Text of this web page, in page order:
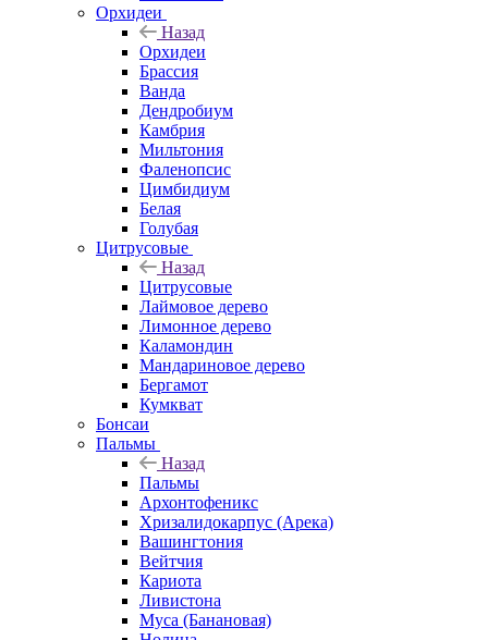
Орхидеи
Назад
Орхидеи
Брассия
Ванда
Дендробиум
Камбрия
Мильтония
Фаленопсис
Цимбидиум
Белая
Голубая
Цитрусовые
Назад
Цитрусовые
Лаймовое дерево
Лимонное дерево
Каламондин
Мандариновое дерево
Бергамот
Кумкват
Бонсаи
Пальмы
Назад
Пальмы
Архонтофеникс
Хризалидокарпус (Арека)
Вашингтония
Вейтчия
Кариота
Ливистона
Муса (Банановая)